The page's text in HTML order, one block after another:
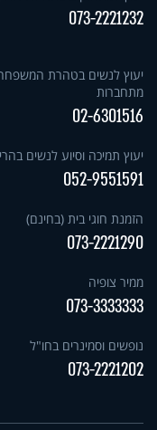
073-2221232
יעוץ לנשים בטהרת
מתחברות
02-6301516
יעוץ תמיכה וסיוע לנשים
052-9551591
הזמנת חוגי בית (בחינם)
073-2221290
ממיר צופיה
073-3333333
נופשים וסמינרים בחו"ל
073-2221202